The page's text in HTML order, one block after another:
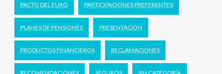
PACTO DEL EURO PARTICIPACIONES PREFERENTES
PLANES DE PENSIONES PRESENTACION
PRODUCTOS FINANCIEROS RECLAMACIONES